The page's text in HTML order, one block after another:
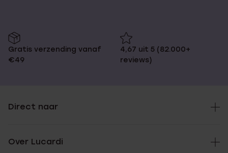
Gratis verzending vanaf
€49
4,67 uit 5 (82.000+
reviews)
Direct naar
Over Lucardi